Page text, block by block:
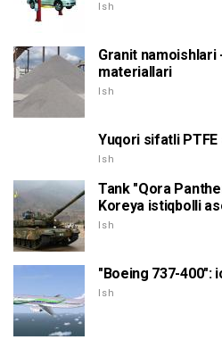
Ish
Granit namoishlari
materiallari
Ish
Yuqori sifatli
Ish
Tank "Qora
Koreya istiqbolli
Ish
"Boeing 737-400":
Ish